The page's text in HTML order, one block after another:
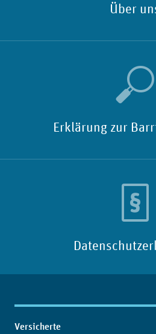
Über
Erklärung zur
Inhaltsübersicht
Versicherte